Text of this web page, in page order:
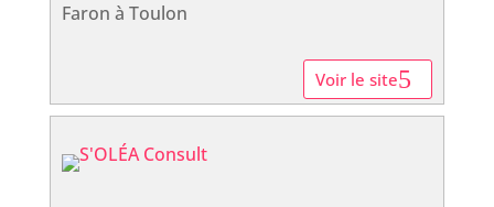
Faron à Toulon
Voir le site